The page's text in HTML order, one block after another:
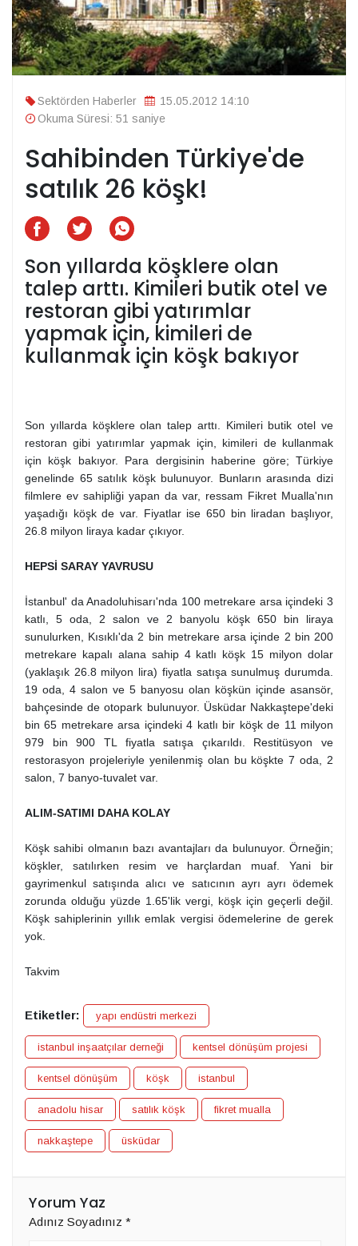
Sektörden Haberler
15.05.2012 14:10
Okuma Süresi: 51 saniye
Sahibinden Türkiye'de
satılık 26 köşk!
Son yıllarda köşklere olan
talep arttı. Kimileri butik otel ve
restoran gibi yatırımlar
yapmak için, kimileri de
kullanmak için köşk bakıyor
Son yıllarda köşklere olan talep arttı. Kimileri butik otel ve
restoran gibi yatırımlar yapmak için, kimileri de kullanmak
için köşk bakıyor. Para dergisinin haberine göre; Türkiye
genelinde 65 satılık köşk bulunuyor. Bunların arasında dizi
filmlere ev sahipliği yapan da var, ressam Fikret Mualla'nın
yaşadığı köşk de var. Fiyatlar ise 650 bin liradan başlıyor,
26.8 milyon liraya kadar çıkıyor.
HEPSİ SARAY YAVRUSU
İstanbul' da Anadoluhisarı'nda 100 metrekare arsa içindeki 3
katlı, 5 oda, 2 salon ve 2 banyolu köşk 650 bin liraya
sunulurken, Kısıklı'da 2 bin metrekare arsa içinde 2 bin 200
metrekare kapalı alana sahip 4 katlı köşk 15 milyon dolar
(yaklaşık 26.8 milyon lira) fiyatla satışa sunulmuş durumda.
19 oda, 4 salon ve 5 banyosu olan köşkün içinde asansör,
bahçesinde de otopark bulunuyor. Üsküdar Nakkaştepe'deki
bin 65 metrekare arsa içindeki 4 katlı bir köşk de 11 milyon
979 bin 900 TL fiyatla satışa çıkarıldı. Restitüsyon ve
restorasyon projeleriyle yenilenmiş olan bu köşkte 7 oda, 2
salon, 7 banyo-tuvalet var.
ALIM-SATIMI DAHA KOLAY
Köşk sahibi olmanın bazı avantajları da bulunuyor. Örneğin;
köşkler, satılırken resim ve harçlardan muaf. Yani bir
gayrimenkul satışında alıcı ve satıcının ayrı ayrı ödemek
zorunda olduğu yüzde 1.65'lik vergi, köşk için geçerli değil.
Köşk sahiplerinin yıllık emlak vergisi ödemelerine de gerek
yok.
Takvim
Etiketler: yapı endüstri merkezi
istanbul inşaatçılar derneği kentsel dönüşüm projesi
kentsel dönüşüm köşk istanbul
anadolu hisar satılık köşk fikret mualla
nakkaştepe üsküdar
Yorum Yaz
Adınız Soyadınız *